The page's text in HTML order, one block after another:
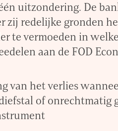
uitzondering. De
zij redelijke gronden
te vermoeden in
aan de FOD
van het verlies
of onrechtmatig